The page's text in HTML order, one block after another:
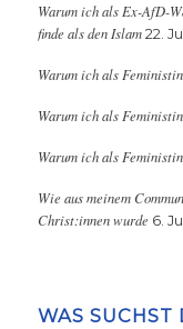
Warum ich als Ex-AfD-
finde als den Islam 22.
Warum ich als
Warum ich als
Warum ich als
Wie aus meinem
Christ:innen wurde 6.
WAS SUCHST